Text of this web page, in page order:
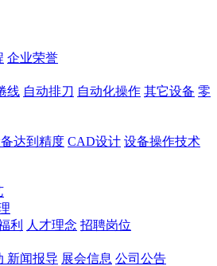
企业荣誉
线 自动排刀 自动化操作 其它设备 零
达到精度 CAD设计 设备操作技术
利
人才理念 招聘岗位
新闻报导 展会信息 公司公告